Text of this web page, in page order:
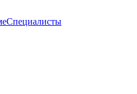
Специалисты